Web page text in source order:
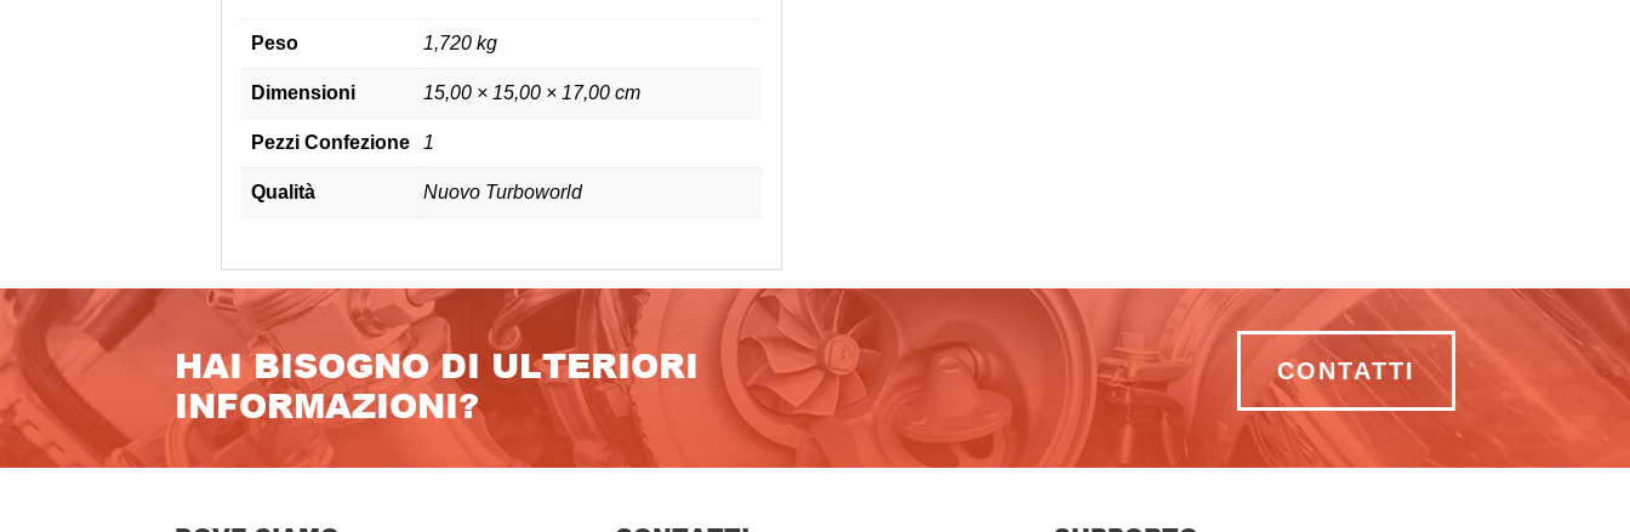
Peso 1,720 kg
Dimensioni 15,00 × 15,00 × 17,00 cm
Pezzi Confezione 1
Qualità Nuovo Turboworld
HAI BISOGNO DI ULTERIORI
INFORMAZIONI?
CONTATTI